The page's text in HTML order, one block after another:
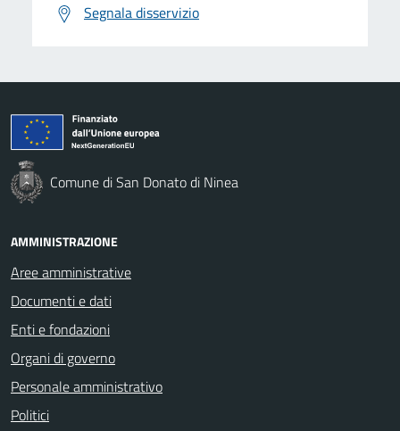
Segnala disservizio
Comune di San Donato di Ninea
AMMINISTRAZIONE
Aree amministrative
Documenti e dati
Enti e fondazioni
Organi di governo
Personale amministrativo
Politici